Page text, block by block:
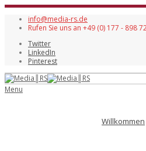
info@media-rs.de
Rufen Sie uns an +49 (0) 177 - 898
Twitter
LinkedIn
Pinterest
Menu
Willkommen